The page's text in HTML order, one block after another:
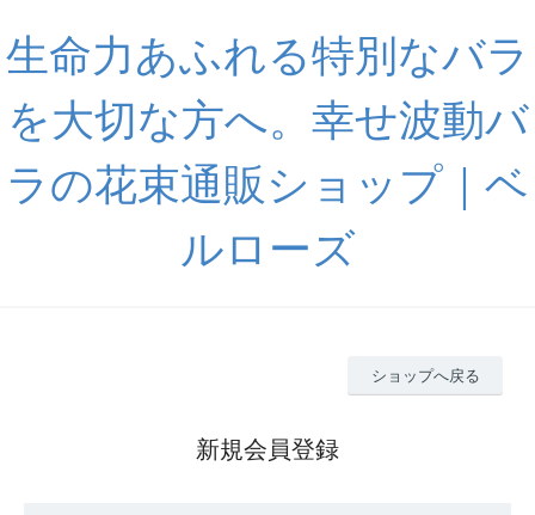
生命力あふれる特別なバラ
を大切な方へ。幸せ波動バ
ラの花束通販ショップ｜ベ
ルローズ
ショップへ戻る
新規会員登録